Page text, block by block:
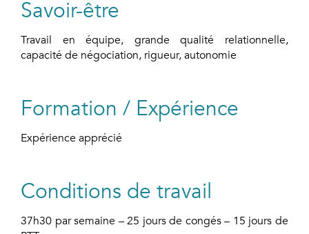
Savoir-être
Travail en équipe, grande qualité relationnelle,
capacité de négociation, rigueur, autonomie
Formation / Expérience
Expérience apprécié
Conditions de travail
37h30 par semaine – 25 jours de congés – 15 jours de